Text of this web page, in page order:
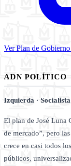
Ver Plan de
ADN POLÍTICO
Izquierda · Socialista
El plan de José Luna
de mercado”, pero
crece en casi todos
públicos,